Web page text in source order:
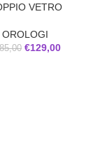
VETRO
OROLOGI
€129,00